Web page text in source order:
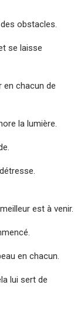
obstacles.
se laisse
en chacun de
la lumière.
est à venir.
en chacun.
lui sert de